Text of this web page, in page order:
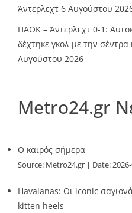
Άντερλεχτ 6 Αυγούστου
ΠΑΟΚ – Άντερλεχτ 0-1:
δέχτηκε γκολ με την σέντρα
Αυγούστου 2026
Metro24.gr
O καιρός σήμερα
Source: Metro24.gr Date:
Havaianas: Οι iconic
kitten heels